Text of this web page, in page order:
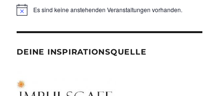
Es sind keine anstehenden Veranstaltungen vorhanden.
DEINE INSPIRATIONSQUELLE